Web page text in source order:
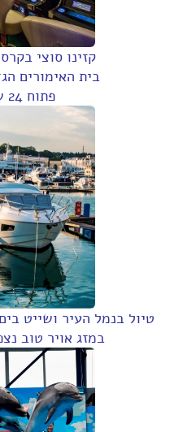
קזינו סוצי
בית האימורים
פתוח 24 שעות
טיול בנמל העיר ושייט
במזג אויר טוב